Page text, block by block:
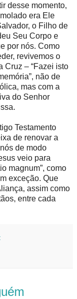
desse momento,
era Ele
o Filho de
Seu Corpo e
por nós. Como
revivemos o
Cruz – “Fazei isto
não de
mas com a
do Senhor
Testamento
de renovar a
de modo
veio para
magnum”, como
exceção. Que
assim como
entre cada